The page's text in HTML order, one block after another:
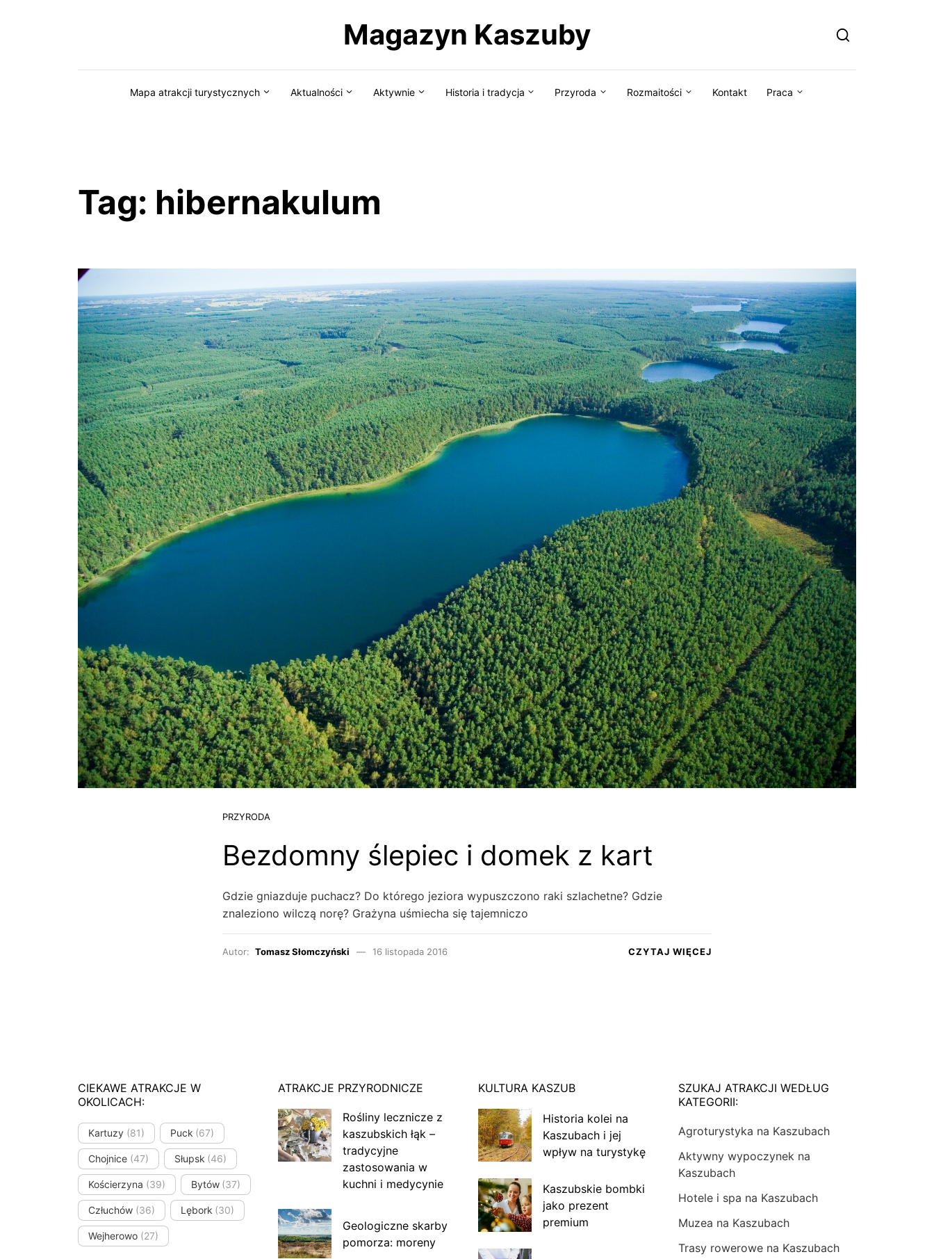
Magazyn Kaszuby
Mapa atrakcji turystycznych Aktualności Aktywnie Historia i tradycja Przyroda Rozmaitości Kontakt Praca
Tag: hibernakulum
PRZYRODA
Bezdomny ślepiec i domek z kart
Gdzie gniazduje puchacz? Do którego jeziora wypuszczono raki szlachetne? Gdzie
znaleziono wilczą norę? Grażyna uśmiecha się tajemniczo
Autor: Tomasz Słomczyński 16 listopada 2016 CZYTAJ WIĘCEJ
CIEKAWE ATRAKCJE W
OKOLICACH:
Kartuzy (81) Puck (67)
Chojnice (47) Słupsk (46)
Kościerzyna (39) Bytów (37)
Człuchów (36) Lębork (30)
Wejherowo (27)
ATRAKCJE PRZYRODNICZE
Rośliny lecznicze z
kaszubskich łąk –
tradycyjne
zastosowania w
kuchni i medycynie
Geologiczne skarby
pomorza: moreny
KULTURA KASZUB
Historia kolei na
Kaszubach i jej
wpływ na turystykę
Kaszubskie bombki
jako prezent
premium
SZUKAJ ATRAKCJI WEDŁUG
KATEGORII:
Agroturystyka na Kaszubach
Aktywny wypoczynek na
Kaszubach
Hotele i spa na Kaszubach
Muzea na Kaszubach
Trasy rowerowe na Kaszubach